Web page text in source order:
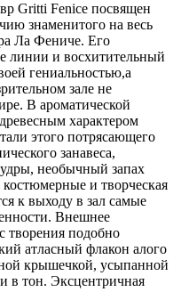
Gritti Fenice посвящен
знаменитого на весь
Ла Фениче. Его
линии и восхитительный
гениальностью,а
зале не
В ароматической
характером
этого потрясающего
занавеса,
необычный запах
и творческая
к выходу в зал самые
Внешнее
творения подобно
атласный флакон алого
крышечкой, усыпанной
в тон. Эксцентричная